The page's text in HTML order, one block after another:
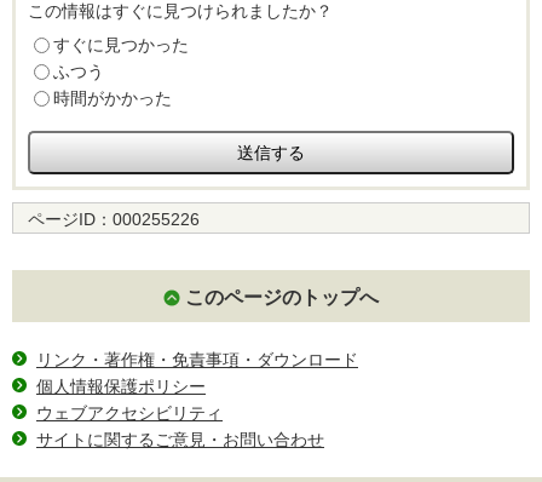
この情報はすぐに見つけられましたか？
すぐに見つかった
ふつう
時間がかかった
ページID： 000255226
このページのトップへ
リンク・著作権・免責事項・ダウンロード
個人情報保護ポリシー
ウェブアクセシビリティ
サイトに関するご意見・お問い合わせ